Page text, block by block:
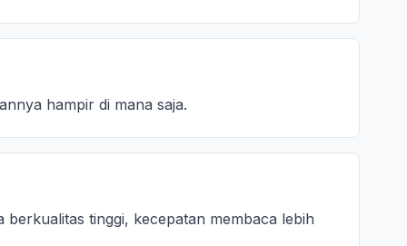
hampir di mana saja.
tinggi, kecepatan membaca lebih